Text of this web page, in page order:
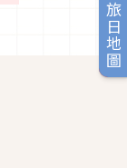
旅日地圖